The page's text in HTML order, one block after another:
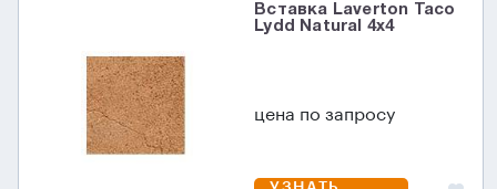
Вставка Laverton Taco
Lydd Natural 4x4
цена по запросу